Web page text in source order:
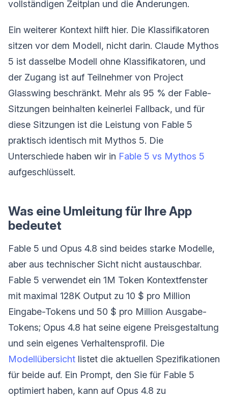
vollständigen Zeitplan und die Änderungen.
Ein weiterer Kontext hilft hier. Die Klassifikatoren
sitzen vor dem Modell, nicht darin. Claude Mythos
5 ist dasselbe Modell ohne Klassifikatoren, und
der Zugang ist auf Teilnehmer von Project
Glasswing beschränkt. Mehr als 95 % der Fable-
Sitzungen beinhalten keinerlei Fallback, und für
diese Sitzungen ist die Leistung von Fable 5
praktisch identisch mit Mythos 5. Die
Unterschiede haben wir in Fable 5 vs Mythos 5
aufgeschlüsselt.
Was eine Umleitung für Ihre App
bedeutet
Fable 5 und Opus 4.8 sind beides starke Modelle,
aber aus technischer Sicht nicht austauschbar.
Fable 5 verwendet ein 1M Token Kontextfenster
mit maximal 128K Output zu 10 $ pro Million
Eingabe-Tokens und 50 $ pro Million Ausgabe-
Tokens; Opus 4.8 hat seine eigene Preisgestaltung
und sein eigenes Verhaltensprofil. Die
Modellübersicht listet die aktuellen Spezifikationen
für beide auf. Ein Prompt, den Sie für Fable 5
optimiert haben, kann auf Opus 4.8 zu